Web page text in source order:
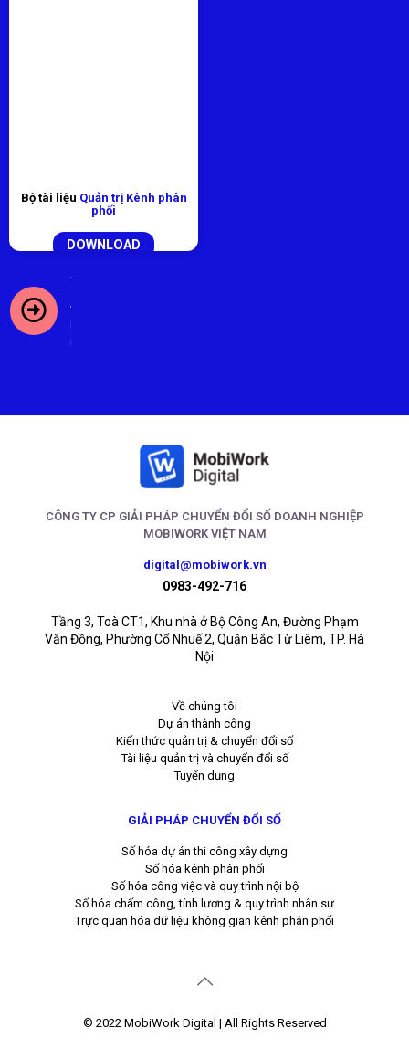
Bộ tài liệu Quản trị Kênh phân
phối
DOWNLOAD
Xem
thêm
DX -
Docs
CÔNG TY CP GIẢI PHÁP CHUYỂN ĐỔI SỐ DOANH NGHIỆP
MOBIWORK VIỆT NAM
digital@mobiwork.vn
0983-492-716
Tầng 3, Toà CT1, Khu nhà ở Bộ Công An, Đường Phạm
Văn Đồng, Phường Cổ Nhuế 2, Quận Bắc Từ Liêm, TP. Hà
Nội
Về chúng tôi
Dự án thành công
Kiến thức quản trị & chuyển đổi số
Tài liệu quản trị và chuyển đổi số
Tuyển dụng
GIẢI PHÁP CHUYỂN ĐỔI SỐ
Số hóa dự án thi công xây dựng
Số hóa kênh phân phối
Số hóa công việc và quy trình nội bộ
Số hóa chấm công, tính lương & quy trình nhân sự
Trực quan hóa dữ liệu không gian kênh phân phối
© 2022 MobiWork Digital | All Rights Reserved